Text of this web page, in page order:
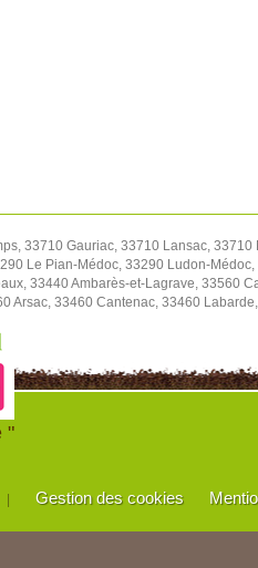
33710 Gauriac, 33710 Lansac, 33710
Le Pian-Médoc, 33290 Ludon-
33440 Ambarès-et-Lagrave, 33560
Arsac, 33460 Cantenac, 33460
"
| Gestion des cookies